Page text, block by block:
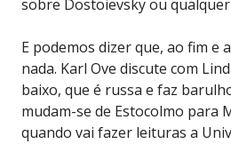
sobre Dostoievsky ou
E podemos dizer que, ao fim e
nada. Karl Ove discute com
baixo, que é russa e faz
mudam-se de Estocolmo para
quando vai fazer leituras a